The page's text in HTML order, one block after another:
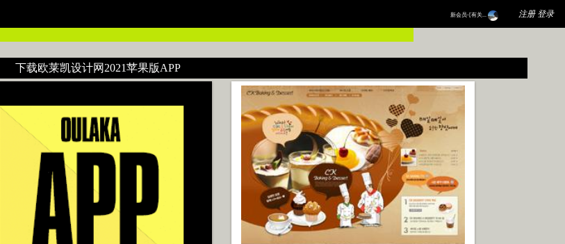
characters are a-z, A-Z, 0-9 and '-,' in /home/2008php/psd.2008php.com/shouji.php on line 8
新会员-[有关... 注册 登录
下载欧莱凯设计网2021苹果版APP